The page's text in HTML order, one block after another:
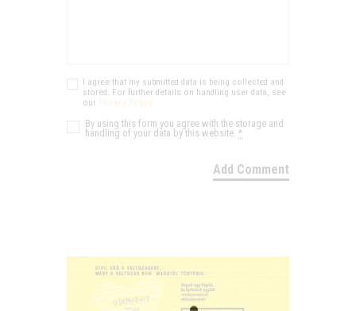
I agree that my submitted data is being collected and
stored. For further details on handling user data, see
our Privacy Policy
By using this form you agree with the storage and
handling of your data by this website.*